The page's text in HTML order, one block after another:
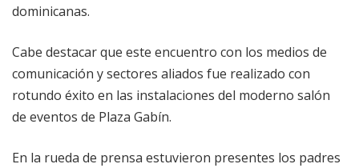
dominicanas.
​Cabe destacar que este encuentro con los medios de
comunicación y sectores aliados fue realizado con
rotundo éxito en las instalaciones del moderno salón
de eventos de Plaza Gabín.
​En la rueda de prensa estuvieron presentes los padres